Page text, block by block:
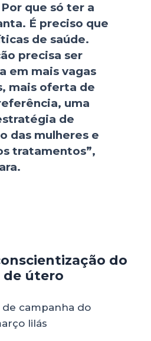
que só ter a
É preciso que
de saúde.
precisa ser
em mais vagas
mais oferta de
uma
de
das mulheres e
tratamentos”,
do
de útero